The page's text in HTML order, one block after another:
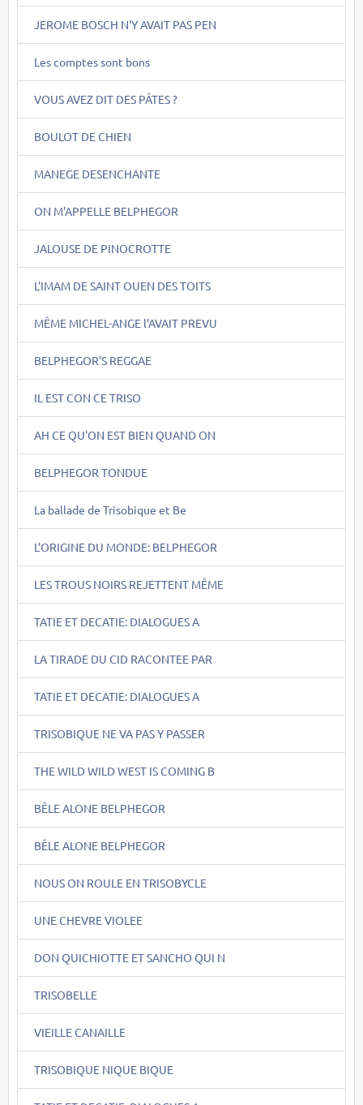
JEROME BOSCH N'Y AVAIT PAS PEN
Les comptes sont bons
VOUS AVEZ DIT DES PÂTES ?
BOULOT DE CHIEN
MANEGE DESENCHANTE
ON M'APPELLE BELPHEGOR
JALOUSE DE PINOCROTTE
L'IMAM DE SAINT OUEN DES TOITS
MÊME MICHEL-ANGE l'AVAIT PREVU
BELPHEGOR'S REGGAE
IL EST CON CE TRISO
AH CE QU'ON EST BIEN QUAND ON
BELPHEGOR TONDUE
La ballade de Trisobique et Be
L'ORIGINE DU MONDE: BELPHEGOR
LES TROUS NOIRS REJETTENT MÊME
TATIE ET DECATIE: DIALOGUES A
LA TIRADE DU CID RACONTEE PAR
TATIE ET DECATIE: DIALOGUES A
TRISOBIQUE NE VA PAS Y PASSER
THE WILD WILD WEST IS COMING B
BÊLE ALONE BELPHEGOR
BÊLE ALONE BELPHEGOR
NOUS ON ROULE EN TRISOBYCLE
UNE CHEVRE VIOLEE
DON QUICHIOTTE ET SANCHO QUI N
TRISOBELLE
VIEILLE CANAILLE
TRISOBIQUE NIQUE BIQUE